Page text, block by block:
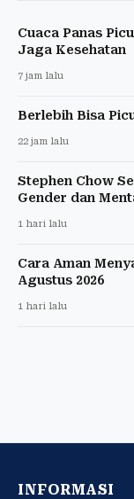
Cuaca Panas
Jaga Kesehatan
7 jam lalu
Berlebih Bisa
22 jam lalu
Stephen Chow
Gender dan
1 hari lalu
Cara Aman
Agustus 2026
1 hari lalu
INFORMASI